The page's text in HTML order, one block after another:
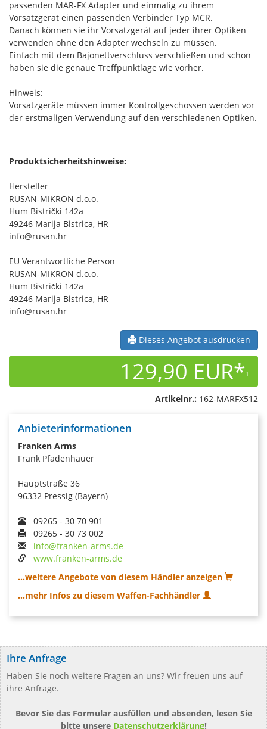
passenden MAR-FX Adapter und einmalig zu ihrem
Vorsatzgerät einen passenden Verbinder Typ MCR.
Danach können sie ihr Vorsatzgerät auf jeder ihrer Optiken
verwenden ohne den Adapter wechseln zu müssen.
Einfach mit dem Bajonettverschluss verschließen und schon
haben sie die genaue Treffpunktlage wie vorher.
Hinweis:
Vorsatzgeräte müssen immer Kontrollgeschossen werden vor
der erstmaligen Verwendung auf den verschiedenen Optiken.
Produktsicherheitshinweise:
Hersteller
RUSAN-MIKRON d.o.o.
Hum Bistrički 142a
49246 Marija Bistrica, HR
info@rusan.hr
EU Verantwortliche Person
RUSAN-MIKRON d.o.o.
Hum Bistrički 142a
49246 Marija Bistrica, HR
info@rusan.hr
Dieses Angebot ausdrucken
129,90 EUR*1
Artikelnr.: 162-MARFX512
Anbieterinformationen
Franken Arms
Frank Pfadenhauer
Hauptstraße 36
96332 Pressig (Bayern)
09265 - 30 70 901
09265 - 30 73 002
info@franken-arms.de
www.franken-arms.de
...weitere Angebote von diesem Händler anzeigen
...mehr Infos zu diesem Waffen-Fachhändler
Ihre Anfrage
Haben Sie noch weitere Fragen an uns? Wir freuen uns auf
ihre Anfrage.
Bevor Sie das Formular ausfüllen und absenden, lesen Sie
bitte unsere Datenschutzerklärung!